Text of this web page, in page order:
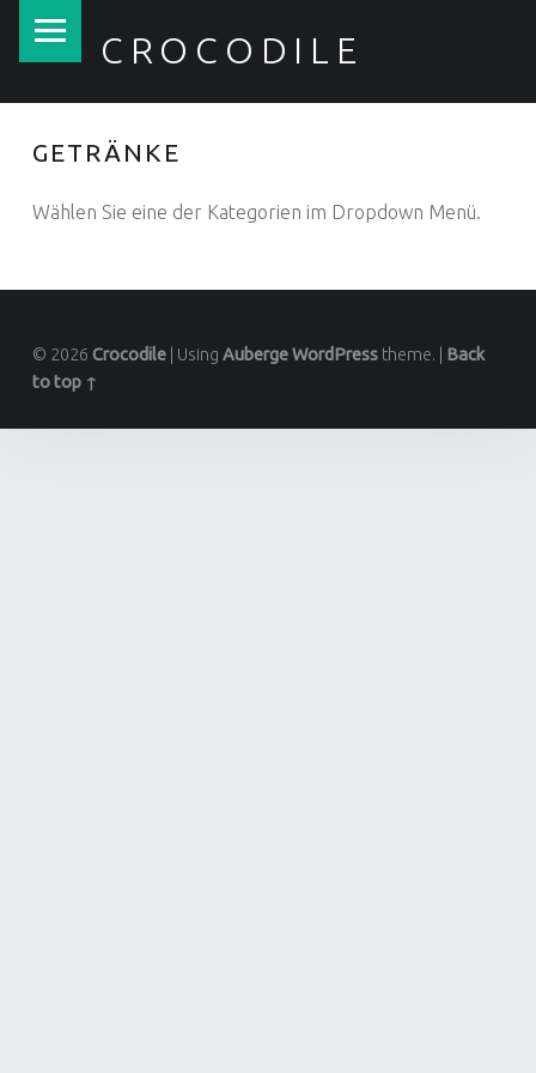
CROCODILE
GETRÄNKE
Wählen Sie eine der Kategorien im Dropdown Menü.
© 2026 Crocodile Using AubergeWordPresstheme.
Back
to top ↑